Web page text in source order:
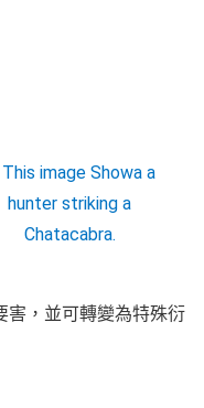
害，並可轉變為特殊衍